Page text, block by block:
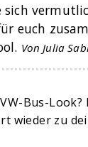
sich
euch
Von Julia
Bus-
zu